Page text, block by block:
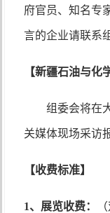
府官员、知名专
言的企业请联系
【新疆石油与化
组委会将在
关媒体现场采访
【收费标准】
1、展览收费：